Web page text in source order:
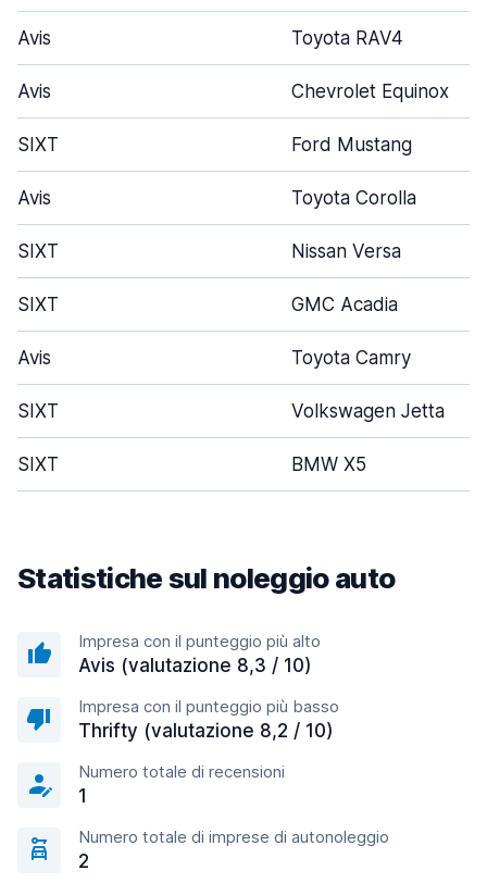
Avis Toyota RAV4
Avis Chevrolet Equinox
SIXT Ford Mustang
Avis Toyota Corolla
SIXT Nissan Versa
SIXT GMC Acadia
Avis Toyota Camry
SIXT Volkswagen Jetta
SIXT BMW X5
Statistiche sul noleggio auto
Impresa con il punteggio più alto
Avis (valutazione 8,3 / 10)
Impresa con il punteggio più basso
Thrifty (valutazione 8,2 / 10)
Numero totale di recensioni
1
Numero totale di imprese di autonoleggio
2